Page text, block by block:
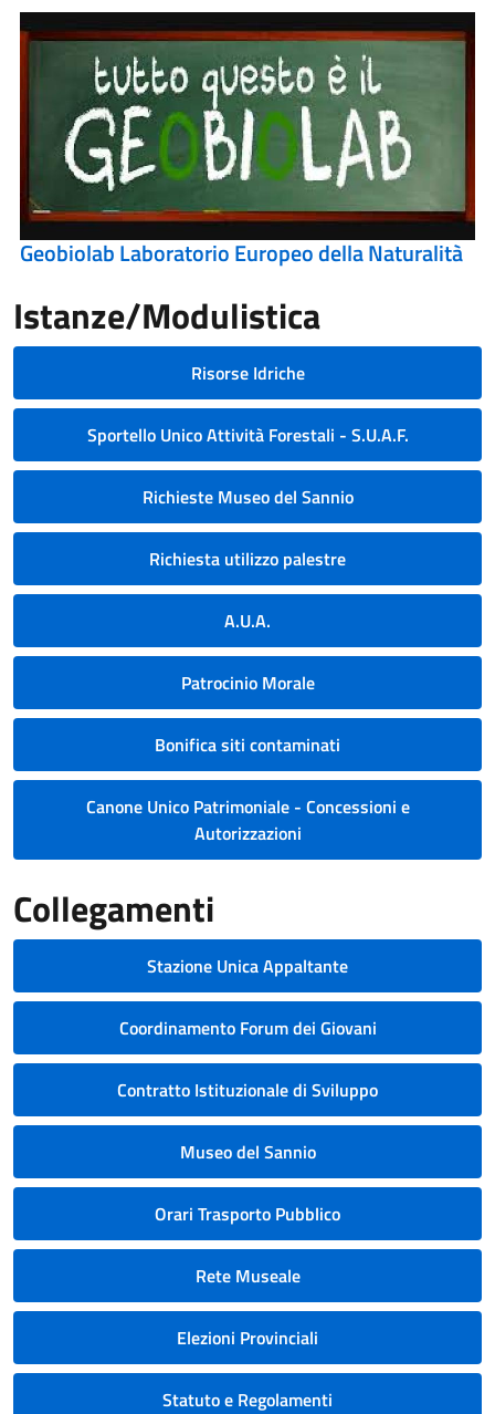
Geobiolab Laboratorio Europeo della Naturalità
Istanze/Modulistica
Risorse Idriche
Sportello Unico Attività Forestali - S.U.A.F.
Richieste Museo del Sannio
Richiesta utilizzo palestre
A.U.A.
Patrocinio Morale
Bonifica siti contaminati
Canone Unico Patrimoniale - Concessioni e
Autorizzazioni
Collegamenti
Stazione Unica Appaltante
Coordinamento Forum dei Giovani
Contratto Istituzionale di Sviluppo
Museo del Sannio
Orari Trasporto Pubblico
Rete Museale
Elezioni Provinciali
Statuto e Regolamenti